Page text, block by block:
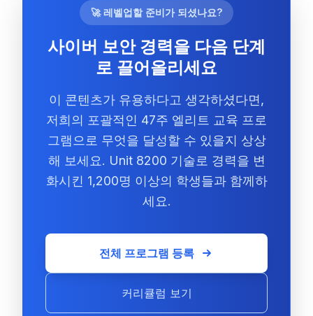
🚀 레벨업할 준비가 되셨나요?
사이버 보안 경력을 다음 단계
로 끌어올리세요
이 콘텐츠가 유용하다고 생각하셨다면,
저희의 포괄적인 47주 엘리트 교육 프로
그램으로 무엇을 달성할 수 있을지 상상
해 보세요. Unit 8200 기술로 경력을 변
화시킨 1,200명 이상의 학생들과 함께하
세요.
전체 프로그램 등록
커리큘럼 보기